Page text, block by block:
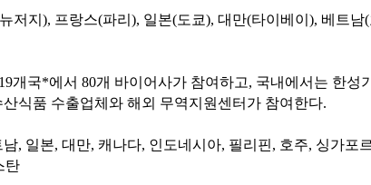
저지), 프랑스(파리), 일본(도쿄), 대만(타이베이), 베트
개국*에서 80개 바이어사가 참여하고, 국내에서는 한성
식품 수출업체와 해외 무역지원센터가 참여한다.
, 일본, 대만, 캐나다, 인도네시아, 필리핀, 호주, 싱가포
탄